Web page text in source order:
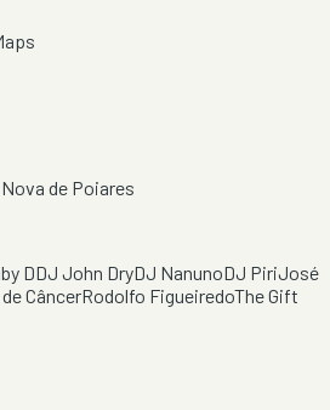
de Poiares
DDJ John DryDJ NanunoDJ PiriJosé
CâncerRodolfo FigueiredoThe Gift